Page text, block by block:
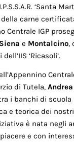
‘Santa
carne
Centrale IGP
Siena e Montalcino,
‘Ricasoli’.
di Tutela,
i banchi di
e teorica dei
è nata negli
e con